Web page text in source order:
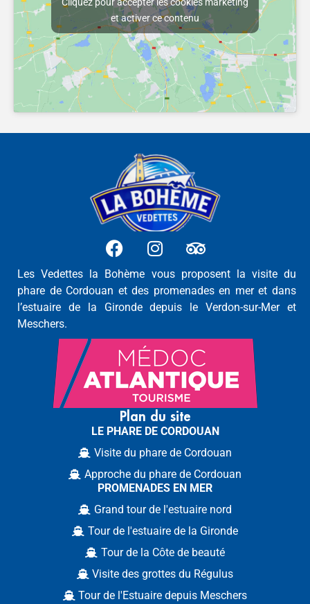
et activer ce contenu
Les Vedettes la Bohème vous proposent la visite du
phare de Cordouan et des promenades en mer et dans
l’estuaire de la Gironde depuis le Verdon-sur-Mer et
Meschers.
Plan du site
LE PHARE DE CORDOUAN
Visite du phare de Cordouan
Approche du phare de Cordouan
PROMENADES EN MER
Grand tour de l'estuaire nord
Tour de l'estuaire de la Gironde
Tour de la Côte de beauté
Visite des grottes du Régulus
Tour de l'Estuaire depuis Meschers